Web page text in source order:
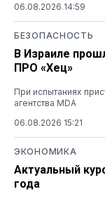
06.08.2026 14:59
БЕЗОПАСНОСТЬ
В Израиле
ПРО «Хец»
При испытаниях
агентства MDA
06.08.2026 15:21
ЭКОНОМИКА
Актуальный
года